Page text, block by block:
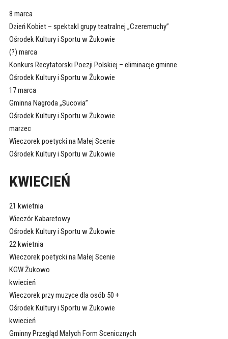
8 marca
Dzień Kobiet – spektakl grupy teatralnej „Czeremuchy”
Ośrodek Kultury i Sportu w Żukowie
(?) marca
Konkurs Recytatorski Poezji Polskiej – eliminacje gminne
Ośrodek Kultury i Sportu w Żukowie
17 marca
Gminna Nagroda „Sucovia”
Ośrodek Kultury i Sportu w Żukowie
marzec
Wieczorek poetycki na Małej Scenie
Ośrodek Kultury i Sportu w Żukowie
KWIECIEŃ
21 kwietnia
Wieczór Kabaretowy
Ośrodek Kultury i Sportu w Żukowie
22 kwietnia
Wieczorek poetycki na Małej Scenie
KGW Żukowo
kwiecień
Wieczorek przy muzyce dla osób 50 +
Ośrodek Kultury i Sportu w Żukowie
kwiecień
Gminny Przegląd Małych Form Scenicznych